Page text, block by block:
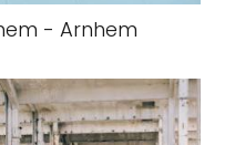
- Arnhem